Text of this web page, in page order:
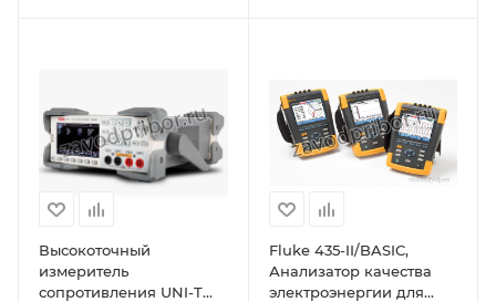
Высокоточный
измеритель
сопротивления UNI-T
Fluke 435-II/BASIC,
Анализатор качества
электроэнергии для